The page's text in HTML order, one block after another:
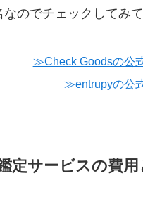
なのでチェックしてみて
≫Check Goodsの公
≫entrupyの公
定サービスの費